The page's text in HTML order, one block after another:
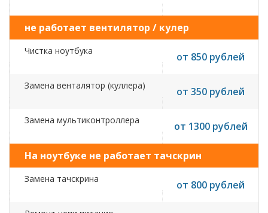
не работает вентилятор / кулер
Чистка ноутбука от 850 рублей
Замена венталятор (куллера) от 350 рублей
Замена мультиконтроллера от 1300 рублей
На ноутбуке не работает тачскрин
Замена тачскрина от 800 рублей